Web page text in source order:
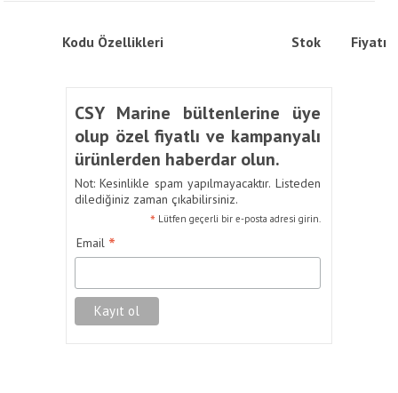
Kodu Özellikleri Stok Fiyatı
CSY Marine bültenlerine üye
olup özel fiyatlı ve kampanyalı
ürünlerden haberdar olun.
Not: Kesinlikle spam yapılmayacaktır. Listeden
dilediğiniz zaman çıkabilirsiniz.
* Lütfen geçerli bir e-posta adresi girin.
Email *